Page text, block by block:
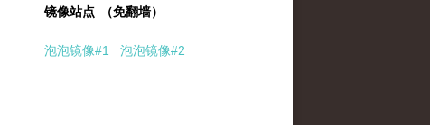
镜像站点 （免翻墙）
泡泡镜像#1 泡泡镜像#2